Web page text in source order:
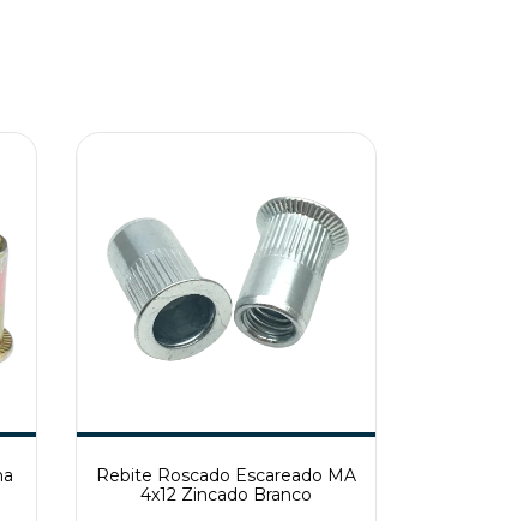
Rebite Roscado Escareado MA
4x12 Zincado Branco